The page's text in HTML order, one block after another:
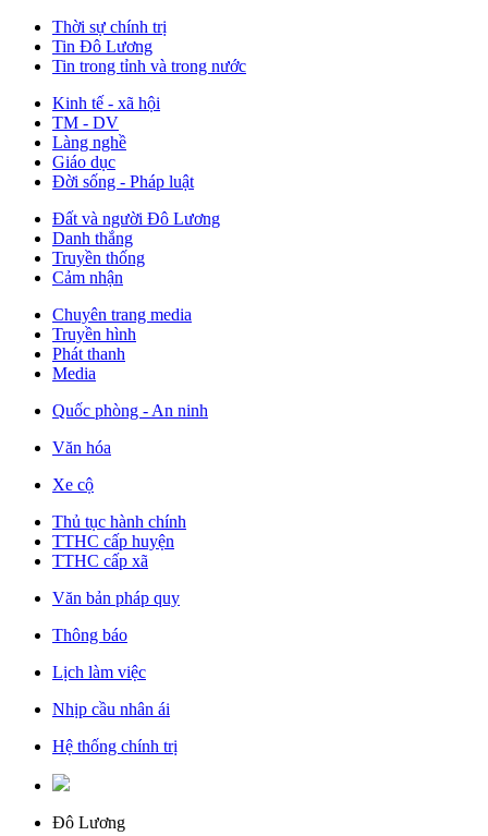
Thời sự chính trị
Tin Đô Lương
Tin trong tỉnh và trong nước
Kinh tế - xã hội
TM - DV
Làng nghề
Giáo dục
Đời sống - Pháp luật
Đất và người Đô Lương
Danh thắng
Truyền thống
Cảm nhận
Chuyên trang media
Truyền hình
Phát thanh
Media
Quốc phòng - An ninh
Văn hóa
Xe cộ
Thủ tục hành chính
TTHC cấp huyện
TTHC cấp xã
Văn bản pháp quy
Thông báo
Lịch làm việc
Nhịp cầu nhân ái
Hệ thống chính trị
Đô Lương